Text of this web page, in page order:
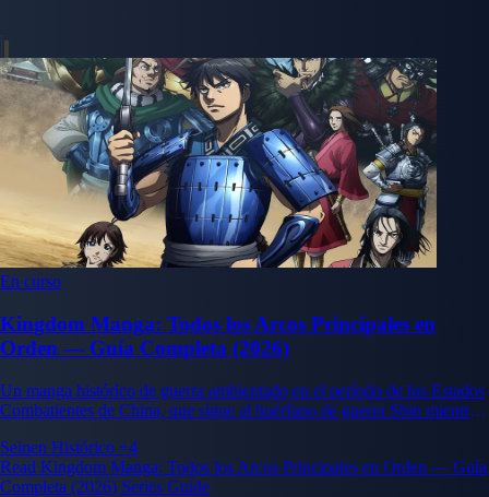
En curso
Kingdom Manga: Todos los Arcos Principales en
Orden — Guía Completa (2026)
Un manga histórico de guerra ambientado en el período de los Estados
Combatientes de China, que sigue al huérfano de guerra Shin mientras
Zheng persigue su ambición de unificar los siete reinos bajo una sola
bandera por primera vez en la historia.
Seinen Histórico +4
Read Kingdom Manga: Todos los Arcos Principales en Orden — Guía
Completa (2026) Series Guide